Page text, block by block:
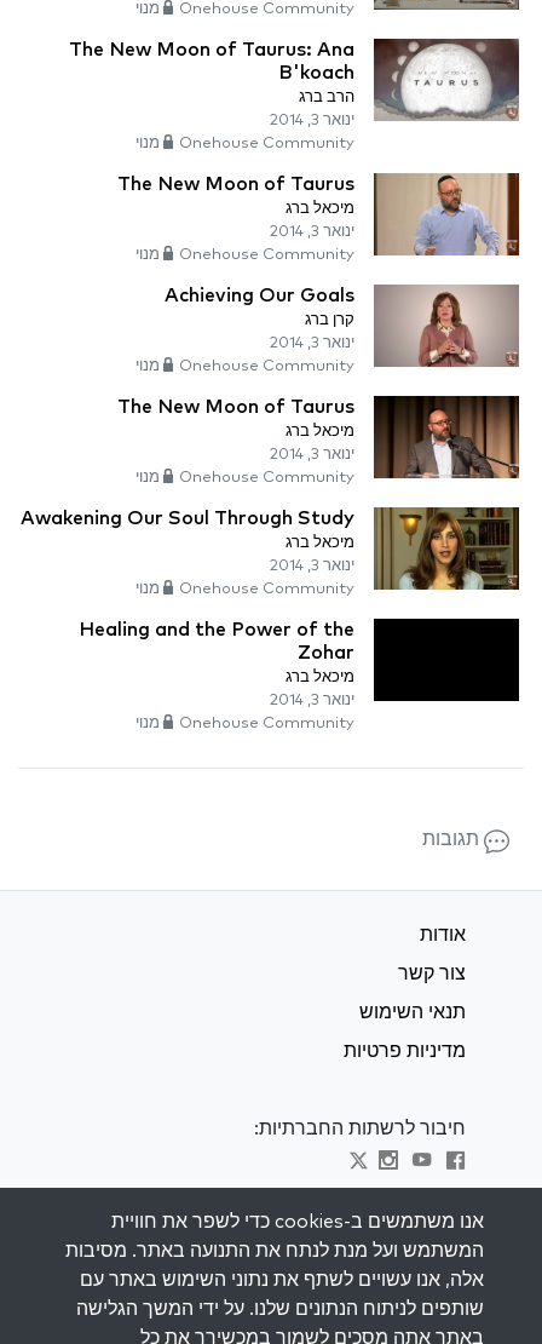
Onehouse Community מנוי
The New Moon of Taurus: Ana
B'koach
הרב ברג
ינואר 3, 2014
Onehouse Community מנוי
The New Moon of Taurus
מיכאל ברג
ינואר 3, 2014
Onehouse Community מנוי
Achieving Our Goals
קרן ברג
ינואר 3, 2014
Onehouse Community מנוי
The New Moon of Taurus
מיכאל ברג
ינואר 3, 2014
Onehouse Community מנוי
Awakening Our Soul Through Study
מיכאל ברג
ינואר 3, 2014
Onehouse Community מנוי
Healing and the Power of the
Zohar
מיכאל ברג
ינואר 3, 2014
Onehouse Community מנוי
תגובות
אודות
צור קשר
תנאי השימוש
מדיניות פרטיות
חיבור לרשתות החברתיות:
השאר מעודכן
הירשם לרשימת התפוצה שלנו וקבל השראה
שבועית למייל שלך.
אנו משתמשים ב-cookies כדי לשפר את חוויית
המשתמש ועל מנת לנתח את התנועה באתר. מסיבות
אלה, אנו עשויים לשתף את נתוני השימוש באתר עם
שותפים לניתוח הנתונים שלנו. על ידי המשך הגלישה
באתר אתה מסכים לשמור במכשירך את כל